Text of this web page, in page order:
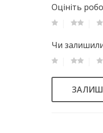
Оцініть
Чи